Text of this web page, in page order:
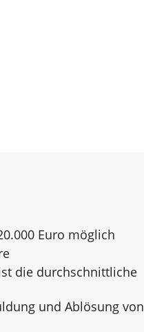
Euro möglich
die durchschnittliche
und Ablösung von